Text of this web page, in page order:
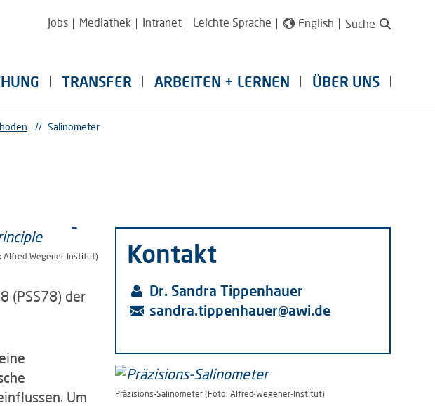
Jobs Mediathek Intranet Leichte Sprache English Suche
TRANSFER ARBEITEN + LERNEN ÜBER UNS
// Salinometer
Alfred-Wegener-Institut)
(PSS78) der
Um
Kontakt
Dr. Sandra Tippenhauer
sandra.tippenhauer@awi.de
Präzisions-Salinometer (Foto: Alfred-Wegener-Institut)